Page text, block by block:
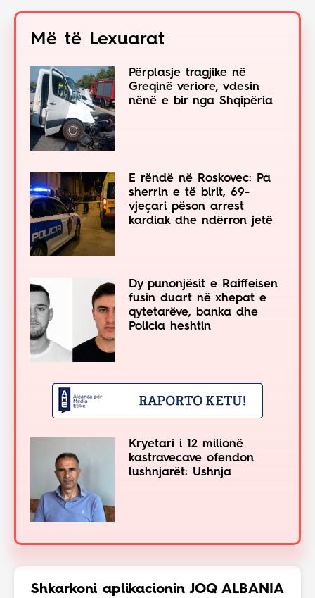
Më të Lexuarat
Përplasje tragjike në
Greqinë veriore, vdesin
nënë e bir nga Shqipëria
E rëndë në Roskovec: Pa
sherrin e të birit, 69-
vjeçari pëson arrest
kardiak dhe ndërron jetë
Dy punonjësit e Raiffeisen
fusin duart në xhepat e
qytetarëve, banka dhe
Policia heshtin
Kryetari i 12 milionë
kastravecave ofendon
lushnjarët: Ushnja
Shkarkoni aplikacionin JOQ ALBANIA